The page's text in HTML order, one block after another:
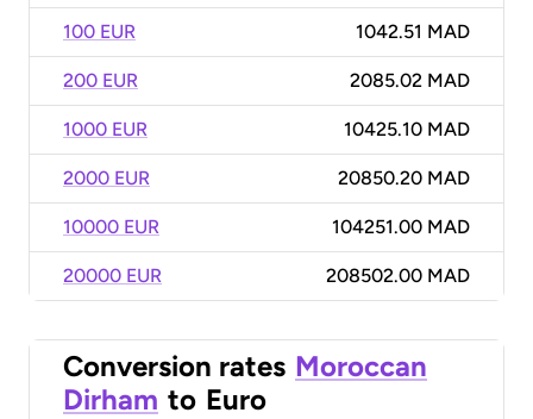
100 EUR 1042.51 MAD
200 EUR 2085.02 MAD
1000 EUR 10425.10 MAD
2000 EUR 20850.20 MAD
10000 EUR 104251.00 MAD
20000 EUR 208502.00 MAD
Conversion rates Moroccan
Dirham to Euro